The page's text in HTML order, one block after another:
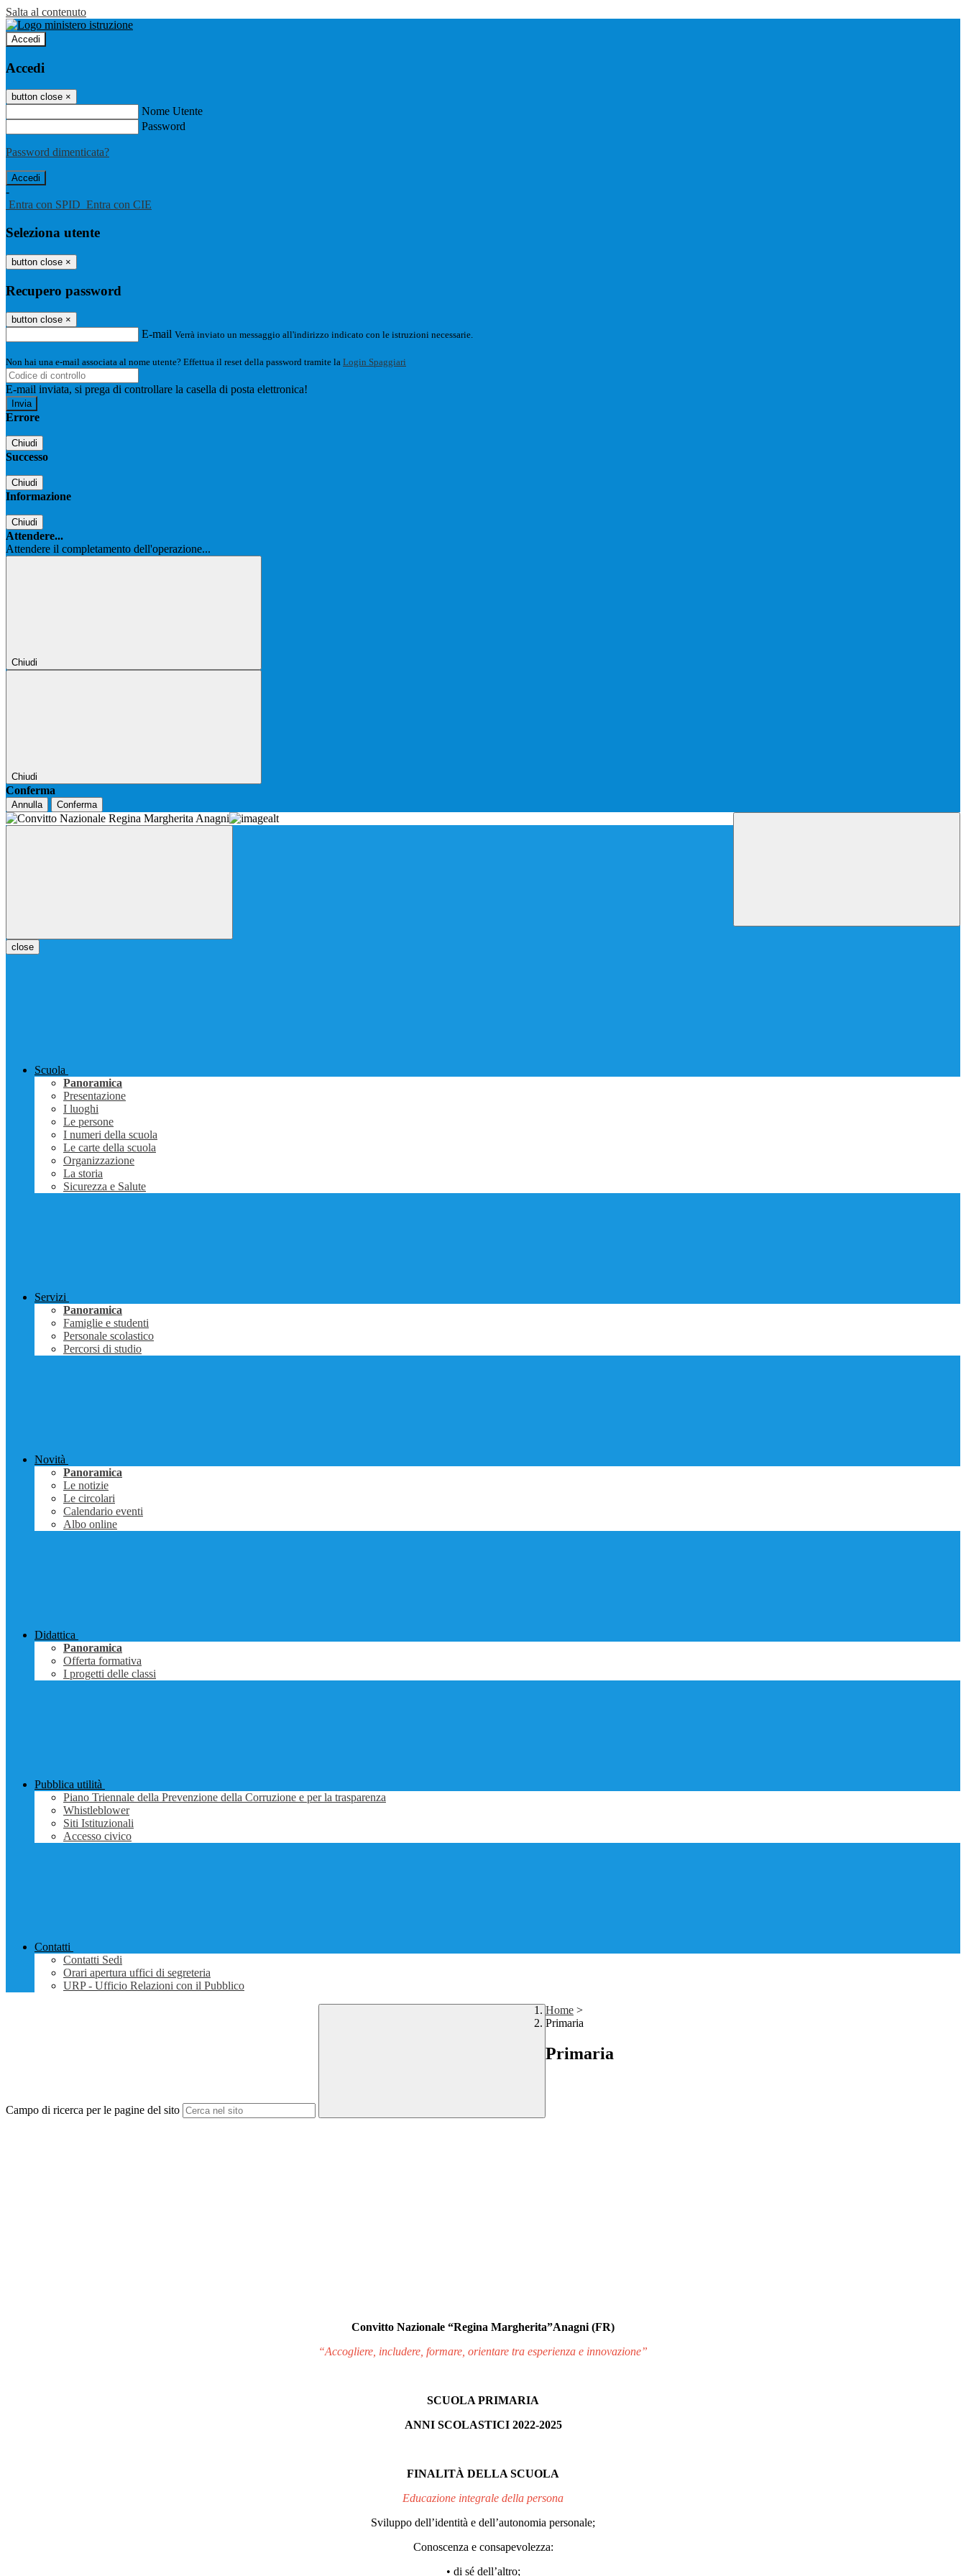
Salta al contenuto
Accedi
Accedi
button close ×
Nome Utente
Password
Password dimenticata?
-
Entra con SPID Entra con CIE
Seleziona utente
button close ×
Recupero password
button close ×
E-mail Verrà inviato un messaggio all'indirizzo indicato con le istruzioni necessarie.
Non hai una e-mail associata al nome utente? Effettua il reset della password tramite la Login Spaggiari
E-mail inviata, si prega di controllare la casella di posta elettronica!
Errore
Chiudi
Successo
Chiudi
Informazione
Chiudi
Attendere...
Attendere il completamento dell'operazione...
Chiudi
Chiudi
Conferma
Annulla Conferma
close
Scuola
Panoramica
Presentazione
I luoghi
Le persone
I numeri della scuola
Le carte della scuola
Organizzazione
La storia
Sicurezza e Salute
Servizi
Panoramica
Famiglie e studenti
Personale scolastico
Percorsi di studio
Novità
Panoramica
Le notizie
Le circolari
Calendario eventi
Albo online
Didattica
Panoramica
Offerta formativa
I progetti delle classi
Pubblica utilità
Piano Triennale della Prevenzione della Corruzione e per la trasparenza
Whistleblower
Siti Istituzionali
Accesso civico
Contatti
Contatti Sedi
Orari apertura uffici di segreteria
URP - Ufficio Relazioni con il Pubblico
Campo di ricerca per le pagine del sito
Home >
Primaria
Primaria
Convitto Nazionale “Regina Margherita”Anagni (FR)
“Accogliere, includere, formare, orientare tra esperienza e innovazione”
SCUOLA PRIMARIA
ANNI SCOLASTICI 2022-2025
FINALITÀ DELLA SCUOLA
Educazione integrale della persona
Sviluppo dell’identità e dell’autonomia personale;
Conoscenza e consapevolezza:
• di sé dell’altro;